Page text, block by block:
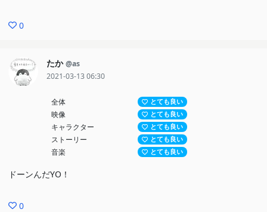
0
たか @as
2021-03-13 06:30
全体 とても良い
映像 とても良い
キャラクター とても良い
ストーリー とても良い
音楽 とても良い
ドーンんだYO！
0